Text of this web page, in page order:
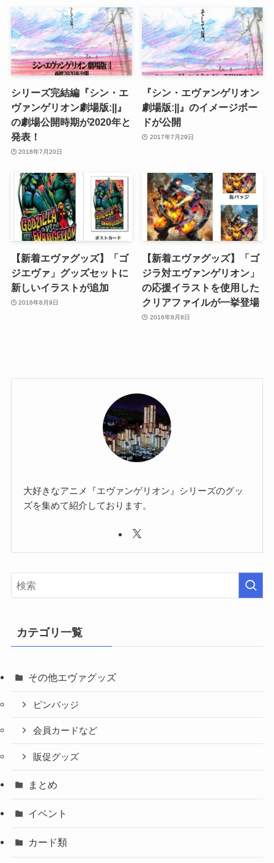
シリーズ完結編『シン・エ
ヴァンゲリオン劇場版:||』
の劇場公開時期が2020年と
発表！
2018年7月20日
『シン・エヴァンゲリオン
劇場版:||』のイメージボー
ドが公開
2017年7月29日
【新着エヴァグッズ】「ゴ
ジエヴァ」グッズセットに
新しいイラストが追加
2016年8月9日
【新着エヴァグッズ】「ゴ
ジラ対エヴァンゲリオン」
の応援イラストを使用した
クリアファイルが一挙登場
2016年8月8日
大好きなアニメ『エヴァンゲリオン』シリーズのグッ
ズを集めて紹介しております。
カテゴリ一覧
その他エヴァグッズ
ピンバッジ
会員カードなど
販促グッズ
まとめ
イベント
カード類